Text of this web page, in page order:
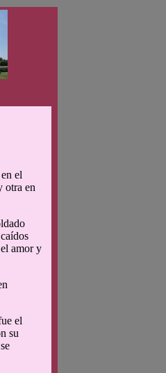
el
otra en
amor y
el
su